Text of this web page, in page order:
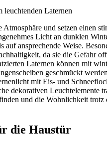
und setzen einen
Licht an dunklen
ansprechende Weise.
da sie die Gefahr
Laternen können mit
geschmückt
mit Eis- und
dekorativen Leuchtelemente
und die Wohnlichkeit trotz
die Haustür